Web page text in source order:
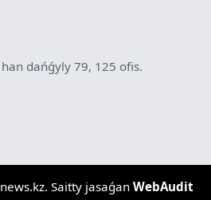
dańǵyly 79, 125 ofis.
Saitty jasaǵan WebAudit